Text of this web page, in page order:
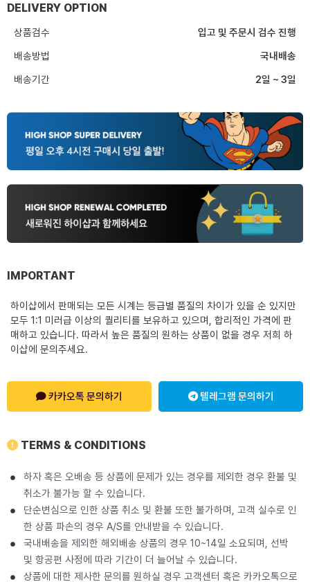
DELIVERY OPTION
상품검수
입고 및 주문시 검수 진행
배송방법
국내배송
배송기간
2일 ~ 3일
IMPORTANT
하이샵에서 판매되는 모든 시계는 등급별 품질의 차이가 있을 순 있지만
모두 1:1 미러급 이상의 퀄리티를 보유하고 있으며, 합리적인 가격에 판
매하고 있습니다. 따라서 높은 품질의 원하는 상품이 없을 경우 저희 하
이샵에 문의주세요.
카카오톡 문의하기 텔레그램 문의하기
TERMS & CONDITIONS
하자 혹은 오배송 등 상품에 문제가 있는 경우를 제외한 경우 환불 및
취소가 불가능 할 수 있습니다.
단순변심으로 인한 상품 취소 및 환불 또한 불가하며, 고객 실수로 인
한 상품 파손의 경우 A/S를 안내받을 수 있습니다.
국내배송을 제외한 해외배송 상품의 경우 10~14일 소요되며, 선박
및 항공편 사정에 따라 기간이 더 늘어날 수 있습니다.
상품에 대한 제사한 문의를 원하실 경우 고객센터 혹은 카카오톡으로